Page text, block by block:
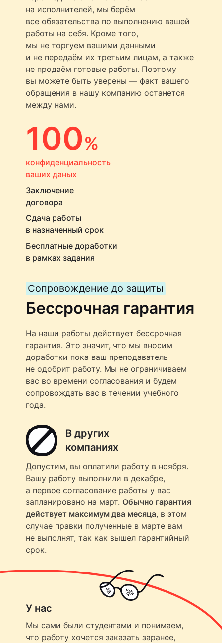
на исполнителей, мы берём
все обязательства по выполнению вашей
работы на себя. Кроме того,
мы не торгуем вашими данными
и не передаём их третьим лицам, а также
не продаём готовые работы. Поэтому
вы можете быть уверены — факт вашего
обращения в нашу компанию останется
между нами.
100%
конфиденциальность
ваших даных
Заключение
договора
Сдача работы
в назначенный срок
Бесплатные доработки
в рамках задания
Сопровождение до защиты
Бессрочная гарантия
На наши работы действует бессрочная
гарантия. Это значит, что мы вносим
доработки пока ваш преподаватель
не одобрит работу. Мы не ограничиваем
вас во времени согласования и будем
сопровождать вас в течении учебного
года.
В других
компаниях
Допустим, вы оплатили работу в ноября.
Вашу работу выполнили в декабре,
а первое согласование работы у вас
запланировано на март. Обычно гарантия
действует максимум два месяца, в этом
случае правки полученные в марте вам
не выполнят, так как вышел гарантийный
срок.
У нас
Мы сами были студентами и понимаем,
что работу хочется заказать заранее,